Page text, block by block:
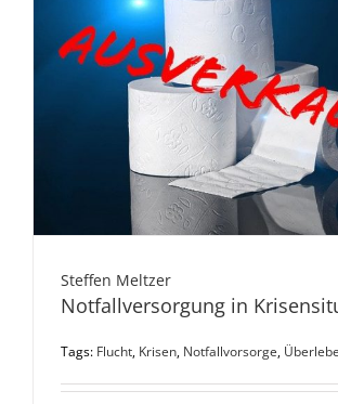
Steffen Meltzer
Notfallversorgung in
Tags: Flucht, Krisen, Notfallvorsorge,